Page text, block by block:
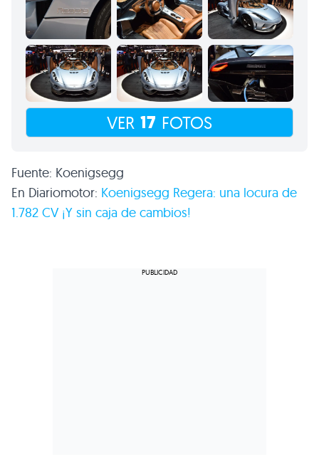
VER 17 FOTOS
Fuente: Koenigsegg
En Diariomotor: Koenigsegg Regera: una locura de
1.782 CV ¡Y sin caja de cambios!